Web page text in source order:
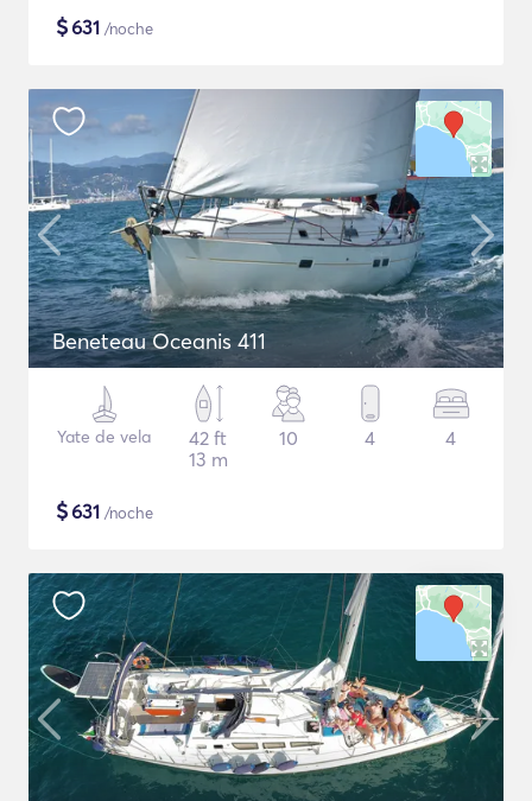
$631 /noche
Beneteau Oceanis 411
Yate de vela
42 ft
13 m
10 4 4
$631 /noche